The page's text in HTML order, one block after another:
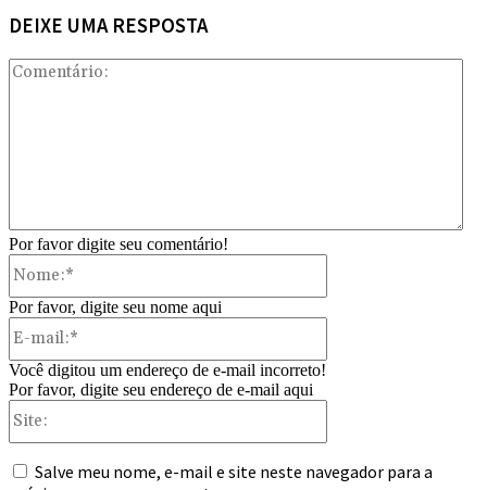
DEIXE UMA RESPOSTA
Por favor digite seu comentário!
Por favor, digite seu nome aqui
Você digitou um endereço de e-mail incorreto!
Por favor, digite seu endereço de e-mail aqui
Salve meu nome, e-mail e site neste navegador para a